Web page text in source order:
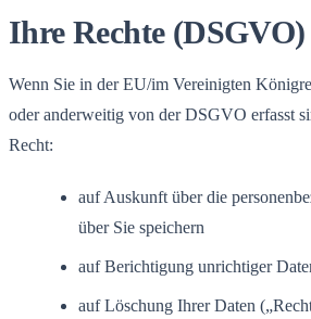
Ihre Rechte (DSGVO)
Wenn Sie in der EU/im Vereinigten
oder anderweitig von der DSGVO erfasst
Recht:
auf Auskunft über die
über Sie speichern
auf Berichtigung unrichtiger
auf Löschung Ihrer Daten